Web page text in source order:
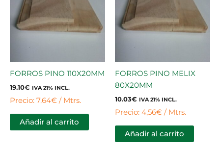
FORROS PINO 110X20MM
19.10€ IVA 21% INCL.
Precio: 7,64€ / Mtrs.
Añadir al carrito
FORROS PINO MELIX
80X20MM
10.03€ IVA 21% INCL.
Precio: 4,56€ / Mtrs.
Añadir al carrito